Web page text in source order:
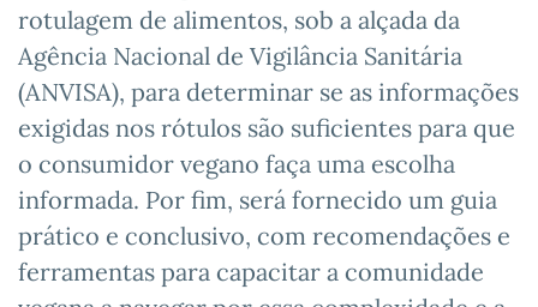
rotulagem de alimentos, sob a alçada da
Agência Nacional de Vigilância Sanitária
(ANVISA), para determinar se as informações
exigidas nos rótulos são suficientes para que
o consumidor vegano faça uma escolha
informada. Por fim, será fornecido um guia
prático e conclusivo, com recomendações e
ferramentas para capacitar a comunidade